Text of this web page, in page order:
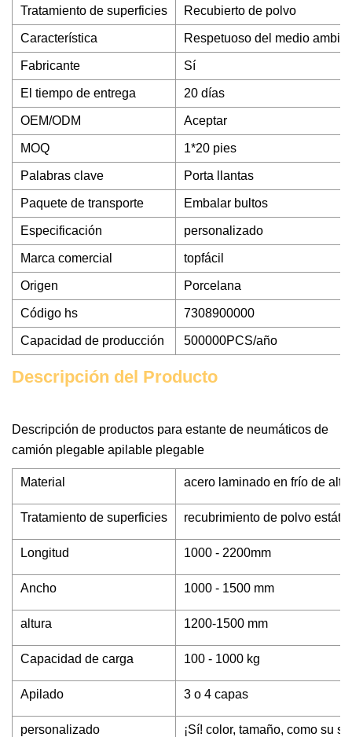
Tratamiento de superficies Recubierto de polvo
Característica Respetuoso del medio
Fabricante Sí
El tiempo de entrega 20 días
OEM/ODM Aceptar
MOQ 1*20 pies
Palabras clave Porta llantas
Paquete de transporte Embalar bultos
Especificación personalizado
Marca comercial topfácil
Origen Porcelana
Código hs 7308900000
Capacidad de producción 500000PCS/año
Descripción del Producto
Descripción de productos para estante de neumáticos de
camión plegable apilable plegable
Material acero laminado en frío de
Tratamiento de superficies recubrimiento de polvo
Longitud 1000 - 2200mm
Ancho 1000 - 1500 mm
altura 1200-1500 mm
Capacidad de carga 100 - 1000 kg
Apilado 3 o 4 capas
personalizado ¡Sí! color, tamaño, como su